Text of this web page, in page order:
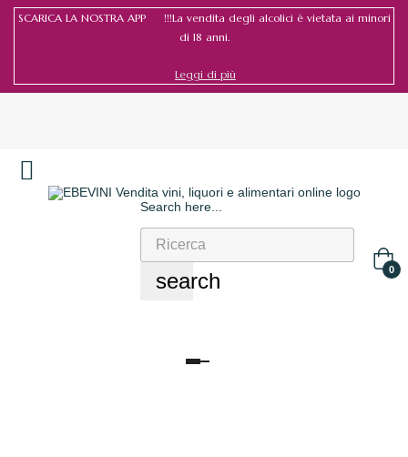
SCARICA LA NOSTRA APP !!!La vendita degli alcolici è vietata ai minori
di 18 anni.
Leggi di più
Search here...
search 0
navigazione